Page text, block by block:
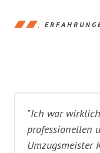
"Ich war
professionellen
Umzugsmeister